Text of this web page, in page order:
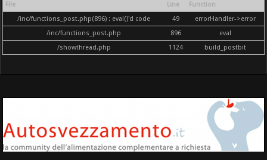
File Line
Function
/inc/functions_post.php(896) : eval()'d code
49
errorHandler->error
/inc/functions_post.php
896
eval
/showthread.php
1124 build_postbit